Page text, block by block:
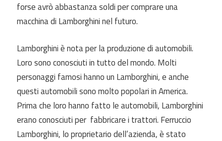
forse avrò abbastanza soldi per comprare una
macchina di Lamborghini nel futuro.
Lamborghini è nota per la produzione di automobili.
Loro sono conosciuti in tutto del mondo. Molti
personaggi famosi hanno un Lamborghini, e anche
questi automobili sono molto popolari in America.
Prima che loro hanno fatto le automobili, Lamborghini
erano conosciuti per fabbricare i trattori. Ferruccio
Lamborghini, lo proprietario dell’azienda, è stato